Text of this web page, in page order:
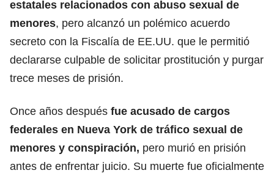
estatales relacionados con abuso sexual de
menores, pero alcanzó un polémico acuerdo
secreto con la Fiscalía de EE.UU. que le permitió
declararse culpable de solicitar prostitución y purgar
trece meses de prisión.
Once años después fue acusado de cargos
federales en Nueva York de tráfico sexual de
menores y conspiración, pero murió en prisión
antes de enfrentar juicio. Su muerte fue oficialmente